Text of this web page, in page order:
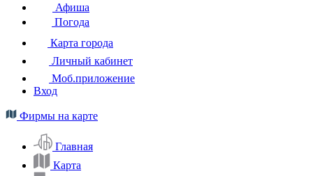
Афиша
Погода
Карта города
Личный кабинет
Моб.приложение
Вход
Фирмы на карте
Главная
Карта